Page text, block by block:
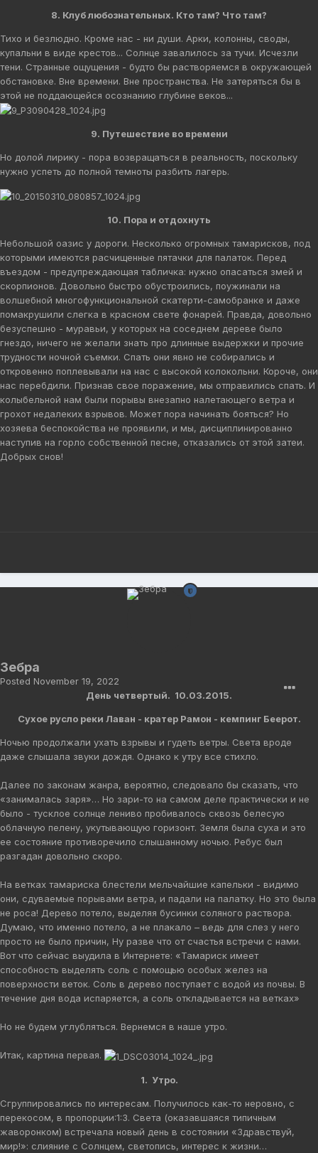
8. Клуб любознательных. Кто там? Что там?
Тихо и безлюдно. Кроме нас - ни души. Арки, колонны, своды,
купальни в виде крестов... Солнце завалилось за тучи. Исчезли
тени. Странные ощущения - будто бы растворяемся в окружающей
обстановке. Вне времени. Вне пространства. Не затеряться бы в
этой не поддающейся осознанию глубине веков...
9. Путешествие во времени
Но долой лирику - пора возвращаться в реальность, поскольку
нужно успеть до полной темноты разбить лагерь.
10. Пора и отдохнуть
Небольшой оазис у дороги. Несколько огромных тамарисков, под
которыми имеются расчищенные пятачки для палаток. Перед
въездом - предупреждающая табличка: нужно опасаться змей и
скорпионов. Довольно быстро обустроились, поужинали на
волшебной многофункциональной скатерти-самобранке и даже
помакрушили слегка в красном свете фонарей. Правда, довольно
безуспешно - муравьи, у которых на соседнем дереве было
гнездо, ничего не желали знать про длинные выдержки и прочие
трудности ночной съемки. Спать они явно не собирались и
откровенно поплевывали на нас с высокой колокольни. Короче, они
нас перебдили. Признав свое поражение, мы отправились спать. И
колыбельной нам были порывы внезапно налетающего ветра и
грохот недалеких взрывов. Может пора начинать бояться? Но
хозяева беспокойства не проявили, и мы, дисциплинированно
наступив на горло собственной песне, отказались от этой затеи.
Добрых снов!
Зебра
Posted November 19, 2022
День четвертый. 10.03.2015.
Сухое русло реки Лаван - кратер Рамон - кемпинг Беерот.
Ночью продолжали ухать взрывы и гудеть ветры. Света вроде
даже слышала звуки дождя. Однако к утру все стихло.
Далее по законам жанра, вероятно, следовало бы сказать, что
«занималась заря»… Но зари-то на самом деле практически и не
было - тусклое солнце лениво пробивалось сквозь белесую
облачную пелену, укутывающую горизонт. Земля была суха и это
ее состояние противоречило слышанному ночью. Ребус был
разгадан довольно скоро.
На ветках тамариска блестели мельчайшие капельки - видимо
они, сдуваемые порывами ветра, и падали на палатку. Но это была
не роса! Дерево потело, выделяя бусинки соляного раствора.
Думаю, что именно потело, а не плакало – ведь для слез у него
просто не было причин, Ну разве что от счастья встречи с нами.
Вот что сейчас выудила в Интернете: «Тамариск имеет
способность выделять соль с помощью особых желез на
поверхности веток. Соль в дерево поступает с водой из почвы. В
течение дня вода испаряется, а соль откладывается на ветках»
Но не будем углубляться. Вернемся в наше утро.
Итак, картина первая.
1. Утро.
Сгруппировались по интересам. Получилось как-то неровно, с
перекосом, в пропорции:1:3. Света (оказавшаяся типичным
жаворонком) встречала новый день в состоянии «Здравствуй,
мир!»: слияние с Солнцем, светопись, интерес к жизни…